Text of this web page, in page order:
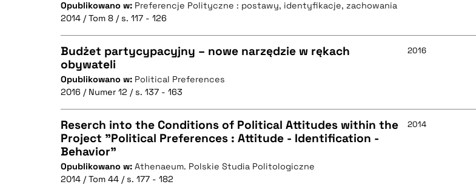
CZYSTY TEKST
BIBTEX
Opublikowano w: Preferencje Polityczne : postawy, identyfikacje, zachowania
2014 / Tom 8 / s. 117 - 126
CZYSTY TEKST
BIBTEX
Budżet partycypacyjny – nowe narzędzie w rękach
obywateli
Opublikowano w: Political Preferences
2016 / Numer 12 / s. 137 - 163
2016
CZYSTY TEKST
Reserch into the Conditions of Political Attitudes within the
Project "Political Preferences : Attitude - Identification -
Behavior"
Opublikowano w: Athenaeum. Polskie Studia Politologiczne
2014 / Tom 44 / s. 177 - 182
2014